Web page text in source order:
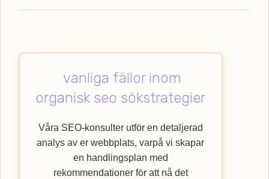
med att lyfta din verksamhet till nya höjder
genom att nyttja vår specialistkompetens
inom SEO. Upptäck hur Webbempire kan
förbättra din webbplats ranking och nå ut till
en bredare kundkrets med vår
SEO
vanliga fällor inom
organisk seo sökstrategier
Våra SEO-konsulter utför en detaljerad
analys av er webbplats, varpå vi skapar
en handlingsplan med
rekommendationer för att nå det